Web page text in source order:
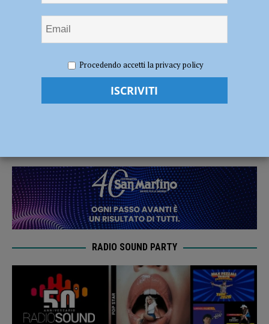
ringrazia i tecnici Marco Scaltriti e Greta Passera
La Conad Alsenese saluta e ringrazia i
RADIO SOUND PARTY
Procedendo accetti la privacy policy